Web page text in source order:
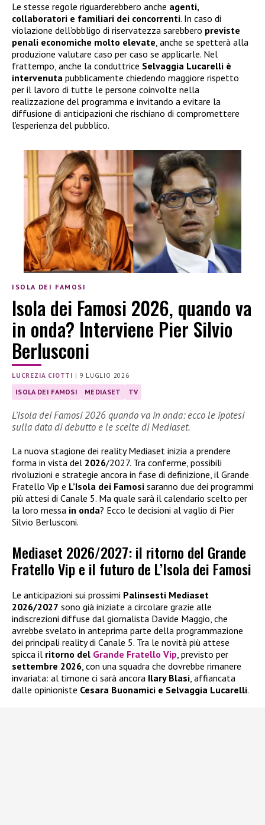
Le stesse regole riguarderebbero anche agenti,
collaboratori e familiari dei concorrenti. In caso di
violazione dell’obbligo di riservatezza sarebbero previste
penali economiche molto elevate, anche se spetterà alla
produzione valutare caso per caso se applicarle. Nel
frattempo, anche la conduttrice Selvaggia Lucarelli è
intervenuta pubblicamente chiedendo maggiore rispetto
per il lavoro di tutte le persone coinvolte nella
realizzazione del programma e invitando a evitare la
diffusione di anticipazioni che rischiano di compromettere
l’esperienza del pubblico.
ISOLA DEI FAMOSI
Isola dei Famosi 2026, quando va
in onda? Interviene Pier Silvio
Berlusconi
LUCREZIA CIOTTI | 9 LUGLIO 2026
ISOLA DEI FAMOSI MEDIASET TV
L’Isola dei Famosi 2026 quando va in onda: ecco le ipotesi
sulla data di debutto e le scelte di Mediaset.
La nuova stagione dei reality Mediaset inizia a prendere
forma in vista del 2026/2027. Tra conferme, possibili
rivoluzioni e strategie ancora in fase di definizione, il Grande
Fratello Vip e L’Isola dei Famosi saranno due dei programmi
più attesi di Canale 5. Ma quale sarà il calendario scelto per
la loro messa in onda? Ecco le decisioni al vaglio di Pier
Silvio Berlusconi.
Mediaset 2026/2027: il ritorno del Grande
Fratello Vip e il futuro de L’Isola dei Famosi
Le anticipazioni sui prossimi Palinsesti Mediaset
2026/2027 sono già iniziate a circolare grazie alle
indiscrezioni diffuse dal giornalista Davide Maggio, che
avrebbe svelato in anteprima parte della programmazione
dei principali reality di Canale 5. Tra le novità più attese
spicca il ritorno del Grande Fratello Vip , previsto per
settembre 2026 , con una squadra che dovrebbe rimanere
invariata: al timone ci sarà ancora Ilary Blasi , affiancata
dalle opinioniste Cesara Buonamici e Selvaggia Lucarelli.